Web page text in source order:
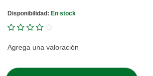
Disponibilidad: En stock
Agrega una valoración